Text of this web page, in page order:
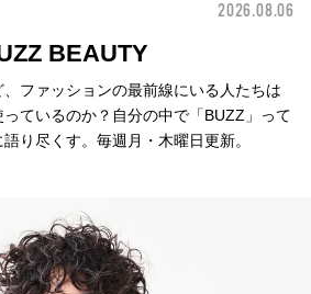
2026.08.06
BEAUTY
ファッションの最前線にいる人たちは
ているのか？自分の中で「BUZZ」って
り尽くす。毎週月・木曜日更新。